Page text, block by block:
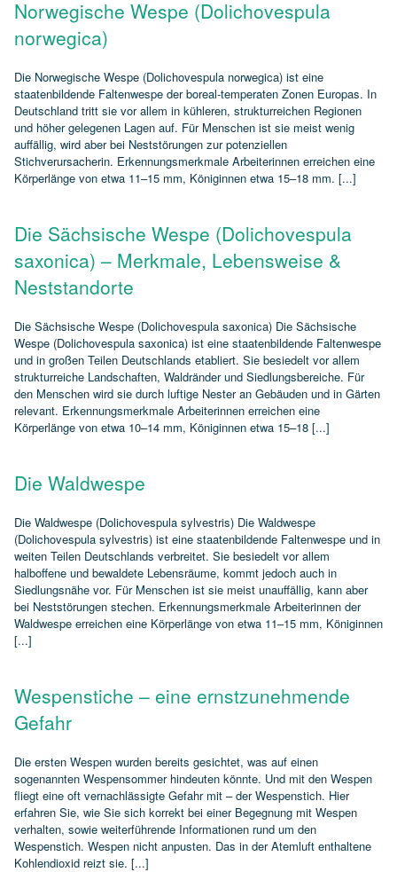
Norwegische Wespe (Dolichovespula
norwegica)
Die Norwegische Wespe (Dolichovespula norwegica) ist eine
staatenbildende Faltenwespe der boreal‑temperaten Zonen Europas. In
Deutschland tritt sie vor allem in kühleren, strukturreichen Regionen
und höher gelegenen Lagen auf. Für Menschen ist sie meist wenig
auffällig, wird aber bei Neststörungen zur potenziellen
Stichverursacherin. Erkennungsmerkmale Arbeiterinnen erreichen eine
Körperlänge von etwa 11–15 mm, Königinnen etwa 15–18 mm. [...]
Die Sächsische Wespe (Dolichovespula
saxonica) – Merkmale, Lebensweise &
Neststandorte
Die Sächsische Wespe (Dolichovespula saxonica) Die Sächsische
Wespe (Dolichovespula saxonica) ist eine staatenbildende Faltenwespe
und in großen Teilen Deutschlands etabliert. Sie besiedelt vor allem
strukturreiche Landschaften, Waldränder und Siedlungsbereiche. Für
den Menschen wird sie durch luftige Nester an Gebäuden und in Gärten
relevant. Erkennungsmerkmale Arbeiterinnen erreichen eine
Körperlänge von etwa 10–14 mm, Königinnen etwa 15–18 [...]
Die Waldwespe
Die Waldwespe (Dolichovespula sylvestris) Die Waldwespe
(Dolichovespula sylvestris) ist eine staatenbildende Faltenwespe und in
weiten Teilen Deutschlands verbreitet. Sie besiedelt vor allem
halboffene und bewaldete Lebensräume, kommt jedoch auch in
Siedlungsnähe vor. Für Menschen ist sie meist unauffällig, kann aber
bei Neststörungen stechen. Erkennungsmerkmale Arbeiterinnen der
Waldwespe erreichen eine Körperlänge von etwa 11–15 mm, Königinnen
[...]
Wespenstiche – eine ernstzunehmende
Gefahr
Die ersten Wespen wurden bereits gesichtet, was auf einen
sogenannten Wespensommer hindeuten könnte. Und mit den Wespen
fliegt eine oft vernachlässigte Gefahr mit – der Wespenstich. Hier
erfahren Sie, wie Sie sich korrekt bei einer Begegnung mit Wespen
verhalten, sowie weiterführende Informationen rund um den
Wespenstich. Wespen nicht anpusten. Das in der Atemluft enthaltene
Kohlendioxid reizt sie. [...]